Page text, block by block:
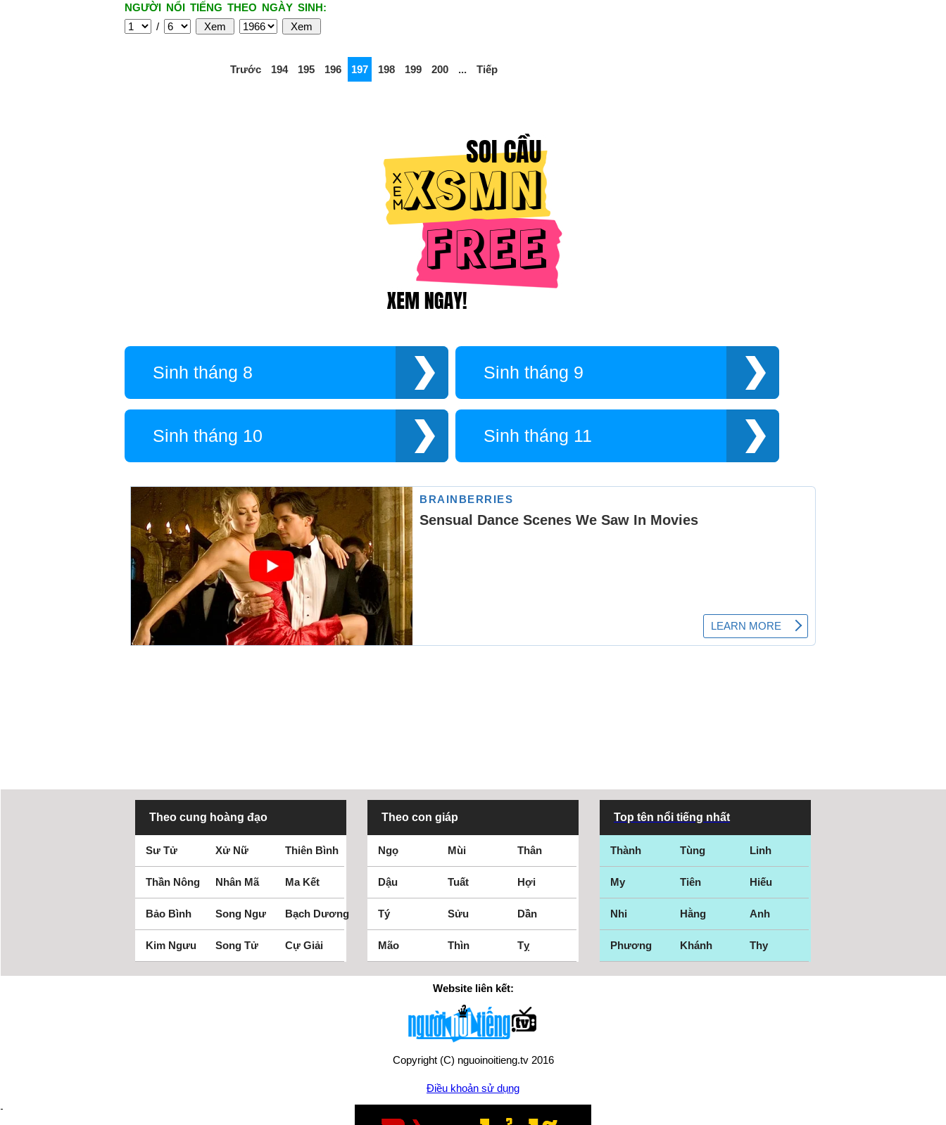
NGƯỜI NỔI TIẾNG THEO NGÀY SINH:
/
Trước 194 195 196 197 198 199 200 ... Tiếp
Sinh tháng 8 Sinh tháng 9
Sinh tháng 10 Sinh tháng 11
Theo cung hoàng đạo
Sư Tử Xử Nữ Thiên Bình
Thần Nông Nhân Mã Ma Kết
Bảo Bình Song Ngư Bạch Dương
Kim Ngưu Song Tử Cự Giải
Theo con giáp
Ngọ Mùi Thân
Dậu Tuất Hợi
Tý Sửu Dần
Mão Thìn Tỵ
Top tên nổi tiếng nhất
Thành Tùng Linh
My Tiên Hiếu
Nhi Hằng Anh
Phương Khánh Thy
Website liên kết:
Copyright (C) nguoinoitieng.tv 2016
Điều khoản sử dụng